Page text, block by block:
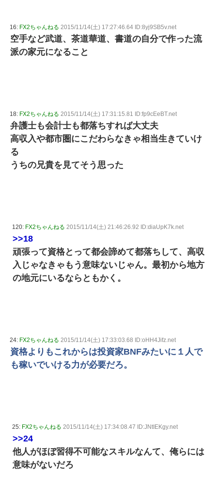
16: FX2ちゃんねる 2015/11/14(土) 17:27:46.64 ID:8yj9SB5v.net
空手など武道、茶道華道、書道の自分で作った流
派の家元になること
18: FX2ちゃんねる 2015/11/14(土) 17:31:15.81 ID:fp9cEeBT.net
弁護士も会計士も都落ちすれば大丈夫
高収入や都市圏にこだわらなきゃ相当生きていけ
る
うちの兄貴を見てそう思った
120: FX2ちゃんねる 2015/11/14(土) 21:46:26.92 ID:diaUpK7k.net
>>18
頑張って資格とって都会諦めて都落ちして、高収
入じゃなきゃもう意味ないじゃん。最初から地方
の地元にいるならともかく。
24: FX2ちゃんねる 2015/11/14(土) 17:33:03.68 ID:oHH4Jifz.net
資格よりもこれからは投資家BNFみたいに１人で
も稼いでいける力が必要だろ。
25: FX2ちゃんねる 2015/11/14(土) 17:34:08.47 ID:JNtIEKgy.net
>>24
他人がほぼ習得不可能なスキルなんて、俺らには
意味がないだろ